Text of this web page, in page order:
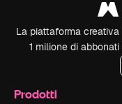
La piattaforma
1 milione di
Prodotti